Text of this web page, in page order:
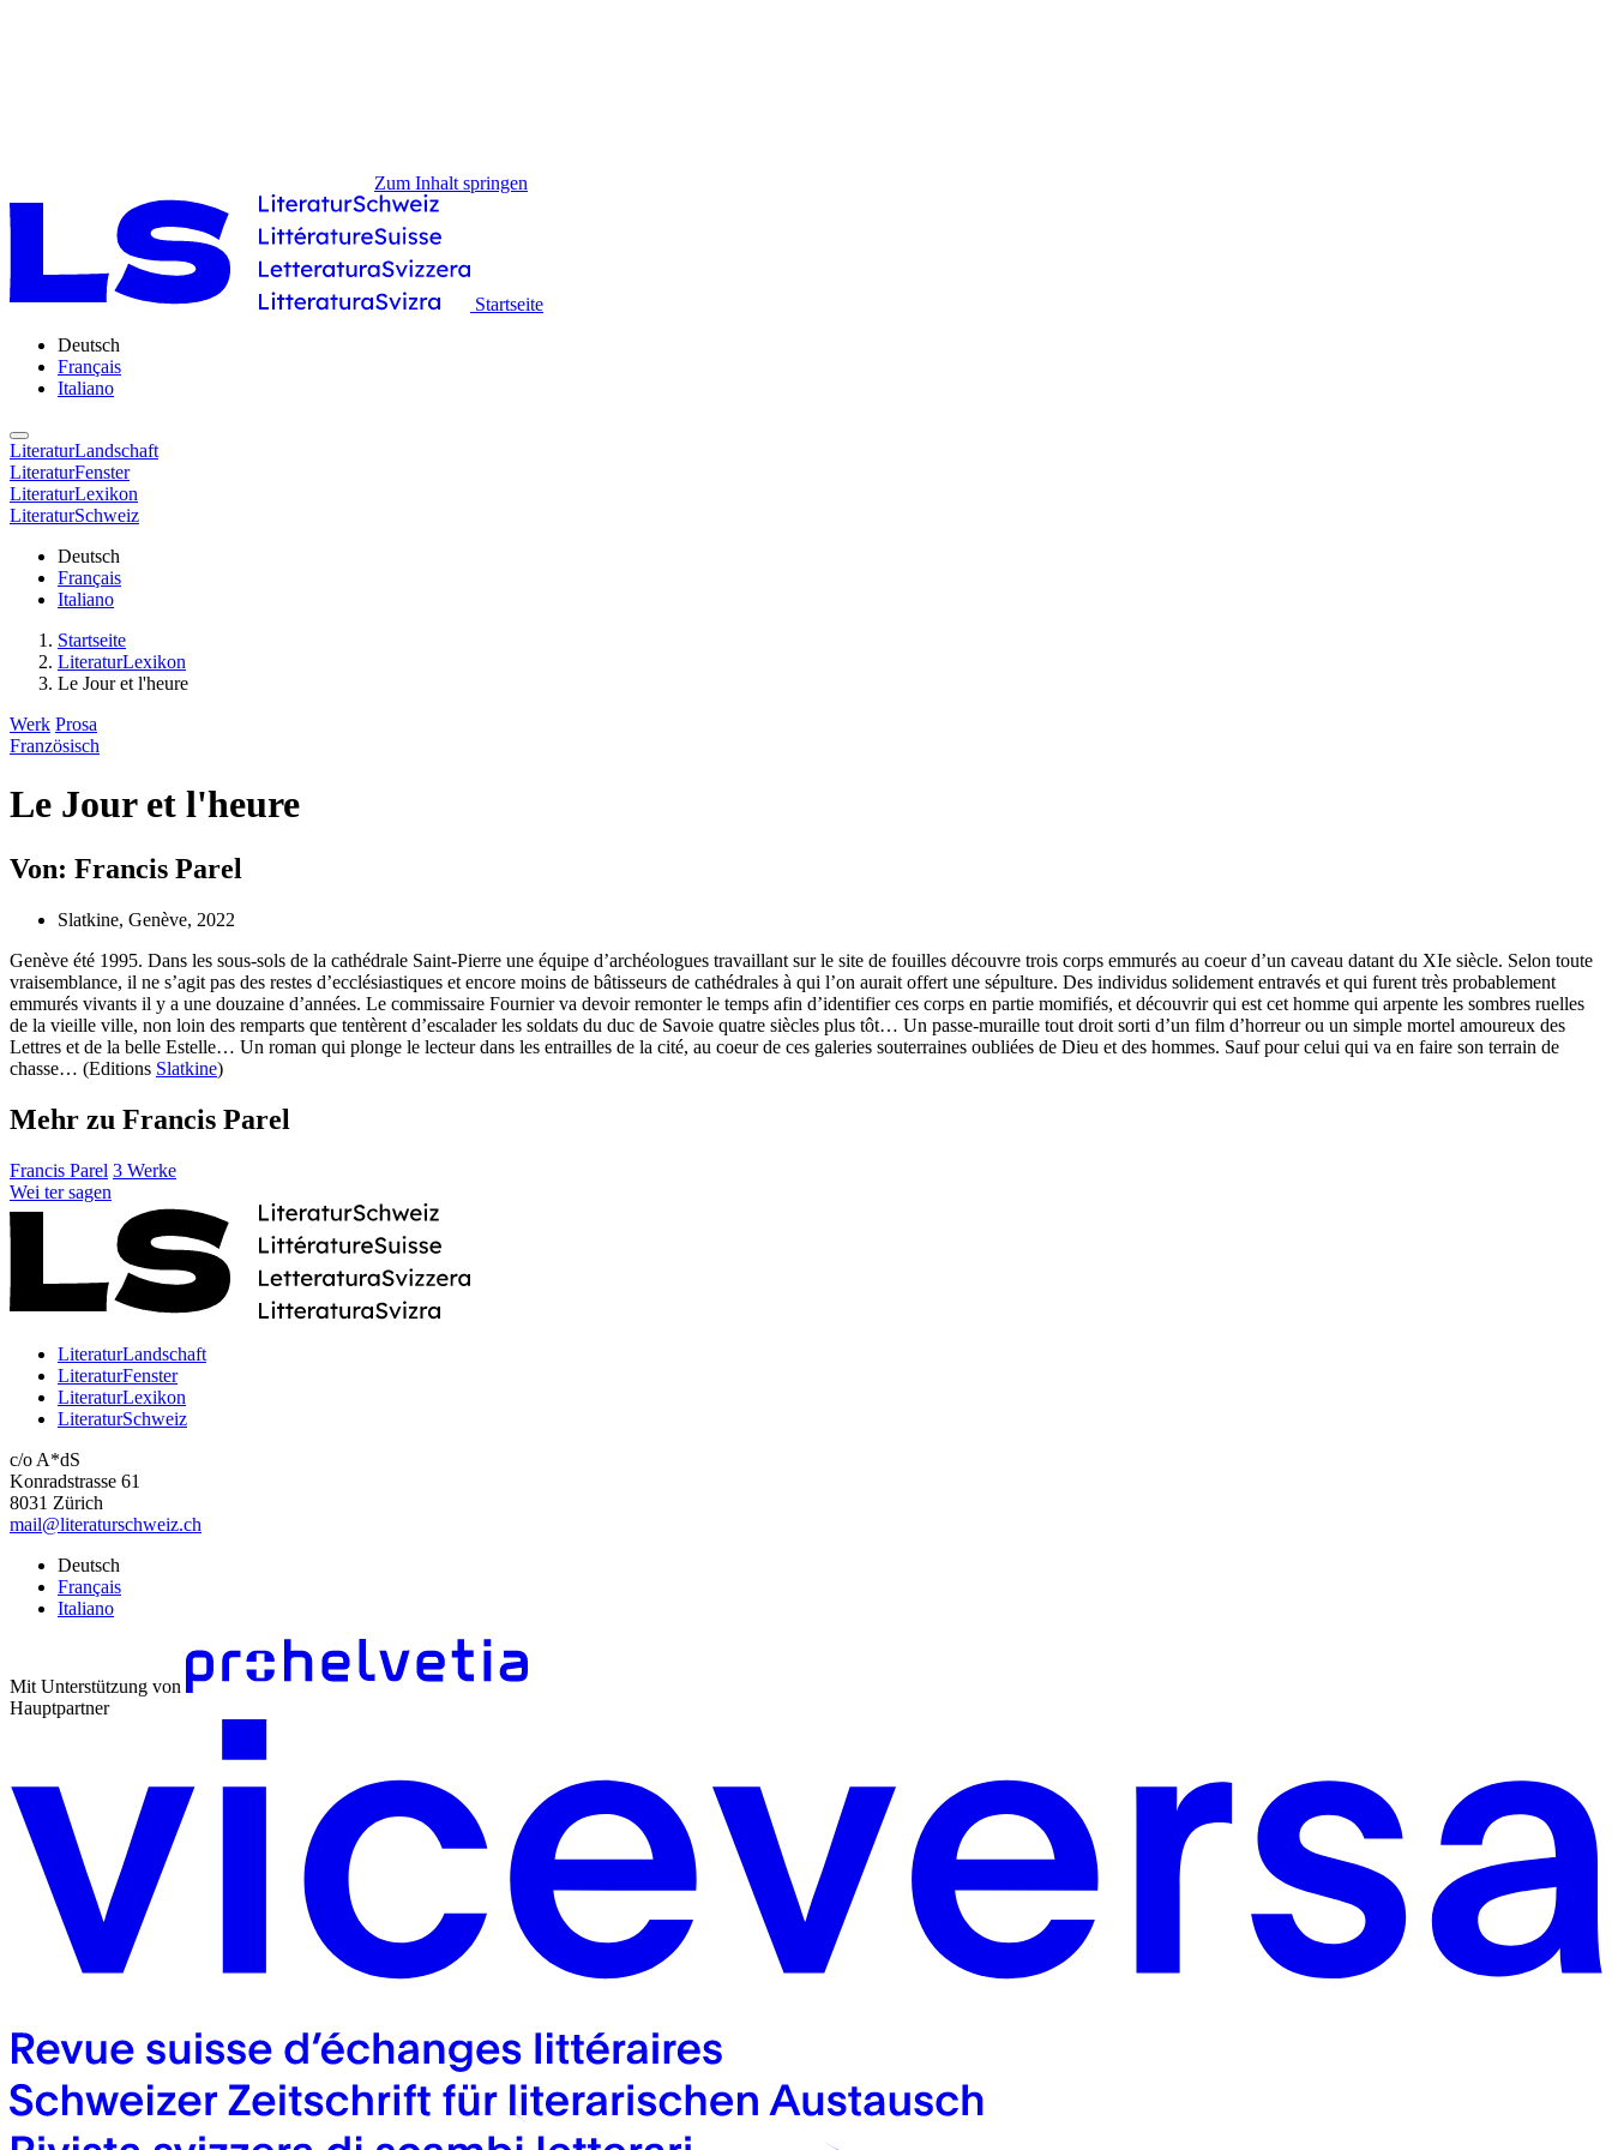
Zum Inhalt springen
Startseite
Deutsch
Français
Italiano
LiteraturLandschaft
LiteraturFenster
LiteraturLexikon
LiteraturSchweiz
Deutsch
Français
Italiano
Startseite
LiteraturLexikon
Le Jour et l'heure
Werk Prosa
Französisch
Le Jour et l'heure
Von: Francis Parel
Slatkine, Genève, 2022
Genève été 1995. Dans les sous-sols de la cathédrale Saint-Pierre une équipe d’archéologues travaillant sur le site de fouilles découvre trois corps emmurés au coeur d’un caveau datant du XIe siècle. Selon toute
vraisemblance, il ne s’agit pas des restes d’ecclésiastiques et encore moins de bâtisseurs de cathédrales à qui l’on aurait offert une sépulture. Des individus solidement entravés et qui furent très probablement
emmurés vivants il y a une douzaine d’années. Le commissaire Fournier va devoir remonter le temps afin d’identifier ces corps en partie momifiés, et découvrir qui est cet homme qui arpente les sombres ruelles
de la vieille ville, non loin des remparts que tentèrent d’escalader les soldats du duc de Savoie quatre siècles plus tôt… Un passe-muraille tout droit sorti d’un film d’horreur ou un simple mortel amoureux des
Lettres et de la belle Estelle… Un roman qui plonge le lecteur dans les entrailles de la cité, au coeur de ces galeries souterraines oubliées de Dieu et des hommes. Sauf pour celui qui va en faire son terrain de
chasse… (Editions Slatkine)
Mehr zu Francis Parel
Francis Parel 3 Werke
Wei ter sagen
LiteraturLandschaft
LiteraturFenster
LiteraturLexikon
LiteraturSchweiz
c/o A*dS
Konradstrasse 61
8031 Zürich
mail@literaturschweiz.ch
Deutsch
Français
Italiano
Mit Unterstützung von
Hauptpartner